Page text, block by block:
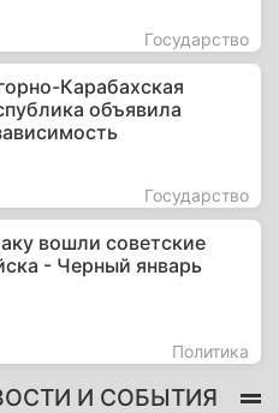
Государство
Карабахская
объявила
Государство
вошли советские
- Черный январь
Политика
И СОБЫТИЯ